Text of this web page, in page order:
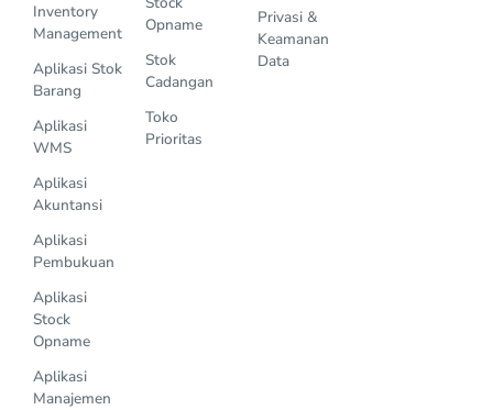
Inventory
Management
Aplikasi Stok
Barang
Aplikasi
WMS
Aplikasi
Akuntansi
Aplikasi
Pembukuan
Aplikasi
Stock
Opname
Aplikasi
Manajemen
Opname
Stok
Cadangan
Toko
Prioritas
Privasi &
Keamanan
Data